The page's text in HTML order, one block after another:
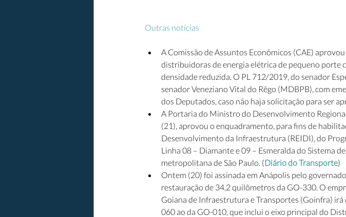
Outras notícias
A Comissão de Assuntos Econômicos (CAE)
distribuidoras de energia elétrica de pequeno porte
densidade reduzida. O PL 712/2019, do senador
senador Veneziano Vital do Rêgo (MDBPB), com
dos Deputados, caso não haja solicitação para ser
A Portaria do Ministro do Desenvolvimento
(21), aprovou o enquadramento, para fins de
Desenvolvimento da Infraestrutura (REIDI), do
Linha 08 – Diamante e 09 – Esmeralda do Sistema
metropolitana de São Paulo. (Diário do Transporte)
Ontem (20) foi assinada em Anápolis pelo
restauração de 34,2 quilômetros da GO-330. O
Goiana de Infraestrutura e Transportes (Goinfra)
060 ao da GO-010, que inclui o eixo principal do